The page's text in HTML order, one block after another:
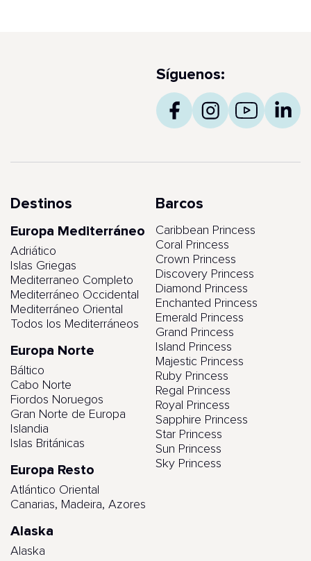
Síguenos:
Destinos
Europa Mediterráneo
Adriático
Islas Griegas
Mediterraneo Completo
Mediterráneo Occidental
Mediterráneo Oriental
Todos los Mediterráneos
Europa Norte
Báltico
Cabo Norte
Fiordos Noruegos
Gran Norte de Europa
Islandia
Islas Británicas
Europa Resto
Atlántico Oriental
Canarias, Madeira, Azores
Alaska
Alaska
Barcos
Caribbean Princess
Coral Princess
Crown Princess
Discovery Princess
Diamond Princess
Enchanted Princess
Emerald Princess
Grand Princess
Island Princess
Majestic Princess
Ruby Princess
Regal Princess
Royal Princess
Sapphire Princess
Star Princess
Sun Princess
Sky Princess